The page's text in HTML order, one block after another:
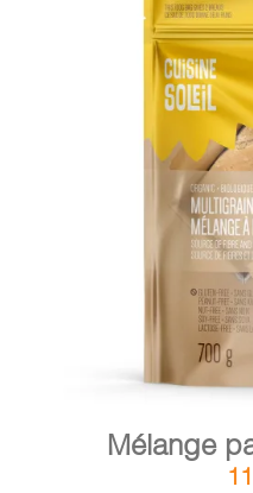
AJOUTER AU
Mélange